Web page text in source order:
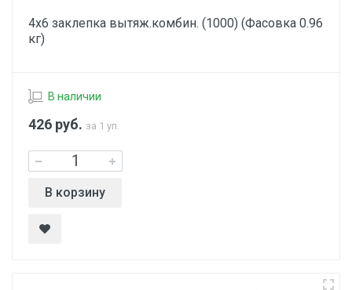
4х6 заклепка вытяж.комбин. (1000) (Фасовка 0.96
кг)
В наличии
426 руб. за 1 уп.
В корзину